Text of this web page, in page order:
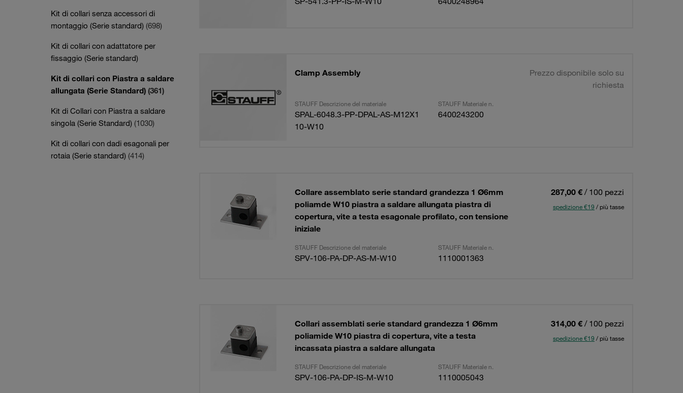
Kit di collari senza accessori di
montaggio (Serie standard) (698)
Kit di collari con adattatore per
fissaggio (Serie standard)
Kit di collari con Piastra a saldare
allungata (Serie Standard) (361)
Kit di Collari con Piastra a saldare
singola (Serie Standard) (1030)
Kit di collari con dadi esagonali per
rotaia (Serie standard) (414)
Clamp Assembly
Prezzo disponibile solo su
richiesta
STAUFF Descrizione del materiale STAUFF Materiale n.
SPAL-6048.3-PP-DPAL-AS-M12X1
10-W10
6400243200
Collare assemblato serie standard grandezza 1 Ø6mm
poliamde W10 piastra a saldare allungata piastra di
copertura, vite a testa esagonale profilato, con tensione
iniziale
287,00 € / 100 pezzi
spedizione €19 / più tasse
STAUFF Descrizione del materiale STAUFF Materiale n.
SPV-106-PA-DP-AS-M-W10 1110001363
Collari assemblati serie standard grandezza 1 Ø6mm
poliamide W10 piastra di copertura, vite a testa
incassata piastra a saldare allungata
314,00 € / 100 pezzi
spedizione €19 / più tasse
STAUFF Descrizione del materiale STAUFF Materiale n.
SPV-106-PA-DP-IS-M-W10 1110005043